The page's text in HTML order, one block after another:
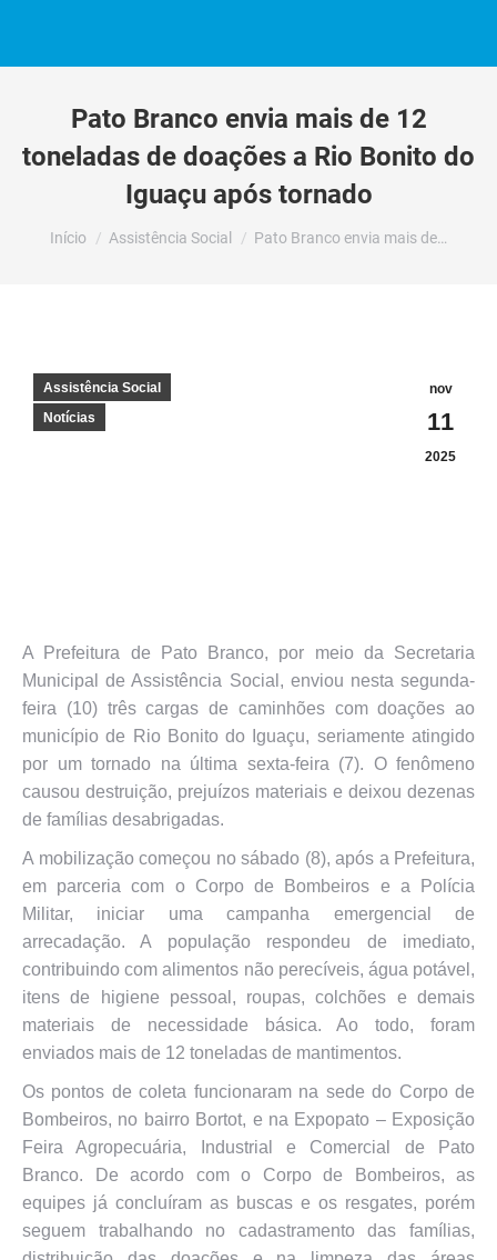
Pato Branco envia mais de 12
toneladas de doações a Rio Bonito do
Iguaçu após tornado
Você está aqui:
Início Assistência Social Pato Branco envia mais de…
nov
11
2025
Assistência Social
Notícias
A Prefeitura de Pato Branco, por meio da Secretaria
Municipal de Assistência Social, enviou nesta segunda-
feira (10) três cargas de caminhões com doações ao
município de Rio Bonito do Iguaçu, seriamente atingido
por um tornado na última sexta-feira (7). O fenômeno
causou destruição, prejuízos materiais e deixou dezenas
de famílias desabrigadas.
A mobilização começou no sábado (8), após a Prefeitura,
em parceria com o Corpo de Bombeiros e a Polícia
Militar, iniciar uma campanha emergencial de
arrecadação. A população respondeu de imediato,
contribuindo com alimentos não perecíveis, água potável,
itens de higiene pessoal, roupas, colchões e demais
materiais de necessidade básica. Ao todo, foram
enviados mais de 12 toneladas de mantimentos.
Os pontos de coleta funcionaram na sede do Corpo de
Bombeiros, no bairro Bortot, e na Expopato – Exposição
Feira Agropecuária, Industrial e Comercial de Pato
Branco. De acordo com o Corpo de Bombeiros, as
equipes já concluíram as buscas e os resgates, porém
seguem trabalhando no cadastramento das famílias,